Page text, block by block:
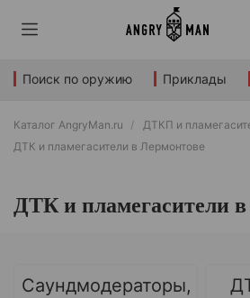
Поиск по оружию Приклады
Каталог AngryMan.ru
ДТКП и
ДТК и пламегасители в Лермонтове
ДТК и пламегасители
Саундмодераторы,